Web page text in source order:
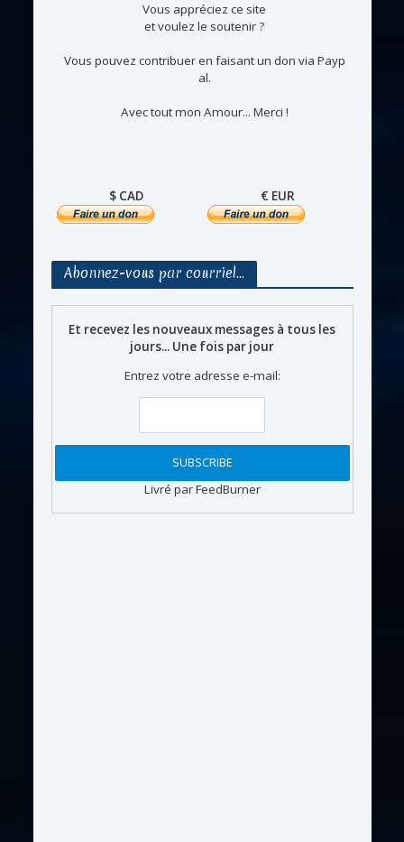
Vous appréciez ce site
et voulez le soutenir ?
Vous pouvez contribuer en faisant un don via Payp
al.
Avec tout mon Amour... Merci !
$ CAD € EUR
Abonnez-vous par courriel…
Et recevez les nouveaux messages à tous les
jours... Une fois par jour
Entrez votre adresse e-mail:
Livré par FeedBurner